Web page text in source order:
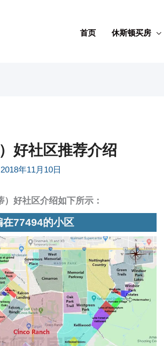
首页 休斯顿买房
好社区推荐介绍
2018年11月10日
好社区介绍如下所示：
77494的小区